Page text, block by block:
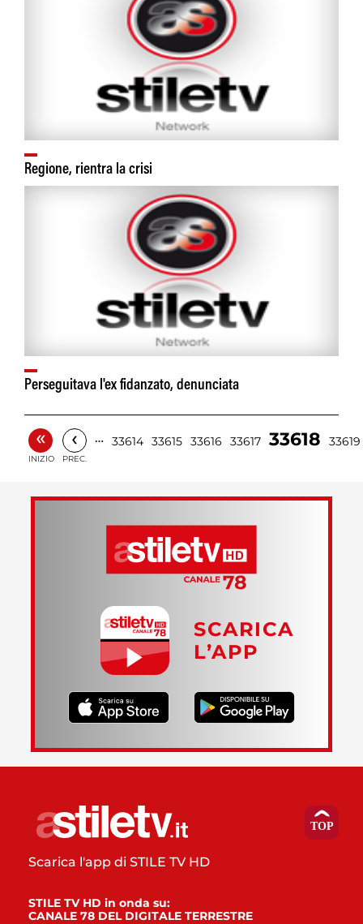
Regione, rientra la crisi
Perseguitava l'ex fidanzato, denunciata
«
INIZIO
‹
PREC.
… 33614 33615 33616 33617 33618 33619
SCARICA
L’APP
Scarica l'app di STILE TV HD
STILE TV HD in onda su:
CANALE 78 DEL DIGITALE TERRESTRE